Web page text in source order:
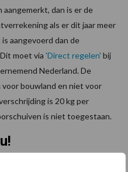
dan is er de
als er dit jaar meer
aangevoerd dan de
moet via 'Direct regelen' bij
Nederland. De
bouwland en niet voor
is 20 kg per
is niet toegestaan.